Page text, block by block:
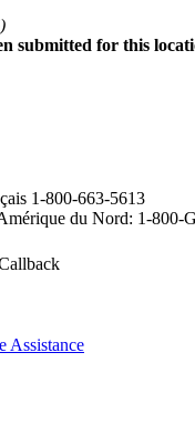
submitted for this
1-800-663-5613
du Nord: 1-
Assistance